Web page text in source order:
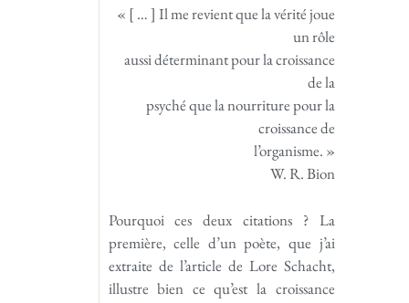
« [ … ] Il me revient que la vérité joue
un rôle
aussi déterminant pour la croissance
de la
psyché que la nourriture pour la
croissance de
l’organisme. »
W. R. Bion
Pourquoi ces deux citations ? La
première, celle d’un poète, que j’ai
extraite de l’article de Lore Schacht,
illustre bien ce qu’est la croissance